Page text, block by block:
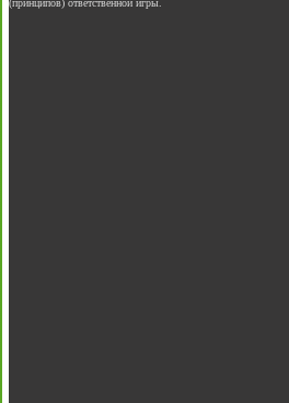
(принципов) ответственной игры.